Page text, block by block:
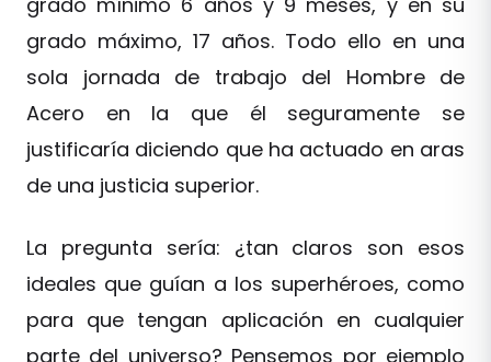
grado máximo, 17 años. Todo ello en una
sola jornada de trabajo del Hombre de
Acero en la que él seguramente se
justificaría diciendo que ha actuado en aras
de una justicia superior.
La pregunta sería: ¿tan claros son esos
ideales que guían a los superhéroes, como
para que tengan aplicación en cualquier
parte del universo? Pensemos por ejemplo